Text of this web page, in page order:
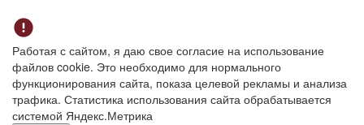
Работая с сайтом, я даю свое согласие на использование
файлов cookie. Это необходимо для нормального
функционирования сайта, показа целевой рекламы и анализа
трафика. Статистика использования сайта обрабатывается
системой Яндекс.Метрика